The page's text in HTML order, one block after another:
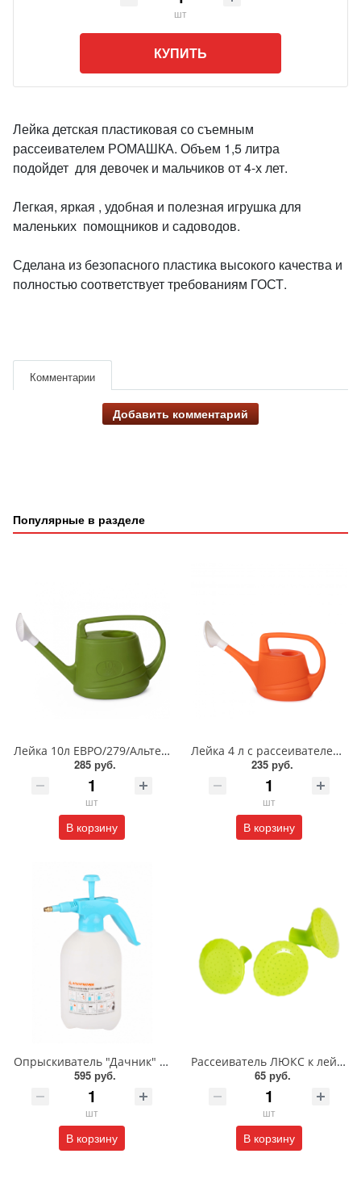
шт
КУПИТЬ
Лейка детская пластиковая со съемным
рассеивателем РОМАШКА. Объем 1,5 литра
подойдет для девочек и мальчиков от 4-х лет.
Легкая, яркая , удобная и полезная игрушка для
маленьких помощников и садоводов.
Сделана из безопасного пластика высокого качества и
полностью соответствует требованиям ГОСТ.
Комментарии
Добавить комментарий
Популярные в разделе
Лейка 10л ЕВРО/279/Альтернатива
285 руб.
шт
В корзину
Лейка 4 л с рассеивателем/219/Альтернатива
235 руб.
шт
В корзину
Опрыскиватель "Дачник" 1,5 л помповый/7477/Альтернатива
595 руб.
шт
В корзину
Рассеиватель ЛЮКС к лейке 6,5л; 8л; 5л; 7л/Радиан
65 руб.
шт
В корзину